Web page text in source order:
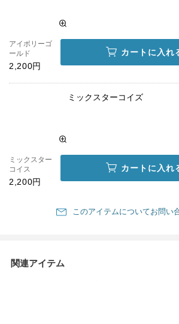
アイボリーゴ
ールド
2,200円
カートに入れ
ミックスターコイズ
ミックスター
コイス
2,200円
カートに入れ
このアイテムについてお問い
関連アイテム